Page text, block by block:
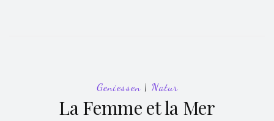
Geniessen| Natur
La Femme et la Mer